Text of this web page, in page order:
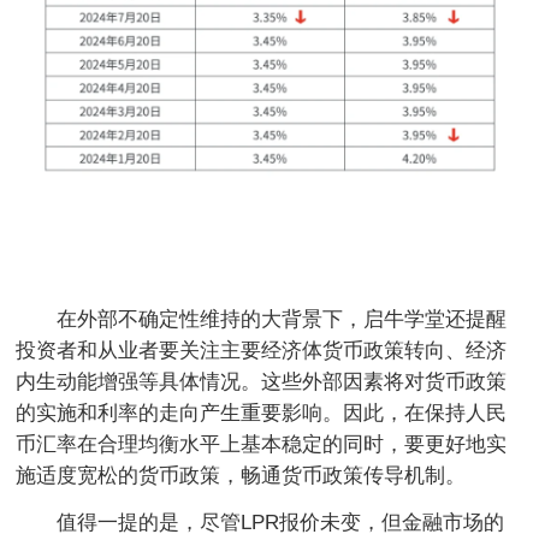
在外部不确定性维持的大背景下，启牛学堂还提醒
投资者和从业者要关注主要经济体货币政策转向、经济
内生动能增强等具体情况。这些外部因素将对货币政策
的实施和利率的走向产生重要影响。因此，在保持人民
币汇率在合理均衡水平上基本稳定的同时，要更好地实
施适度宽松的货币政策，畅通货币政策传导机制。
值得一提的是，尽管LPR报价未变，但金融市场的